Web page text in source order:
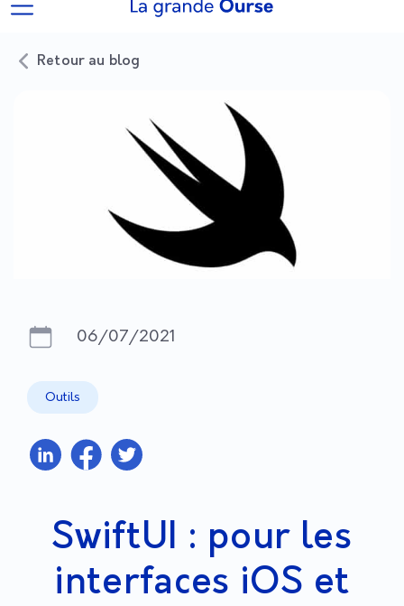
Retour au blog
06/07/2021
Outils
SwiftUI : pour les
interfaces iOS et